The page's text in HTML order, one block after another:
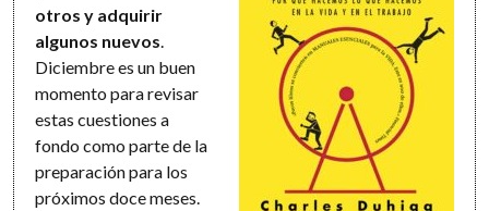
otros y adquirir
algunos nuevos
Diciembre es un buen
momento para revisar
estas cuestiones a
fondo como parte de la
preparación para los
próximos doce meses.